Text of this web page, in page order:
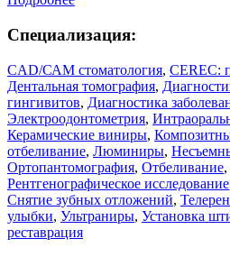
Специализация:
CAD/САМ стоматология, CEREC:
Дентальная томография,
гингивитов, Диагностика
Электроодонтометрия,
Керамические виниры,
отбеливание, Люминиры,
Ортопантомография, Отбеливание,
Рентгенографическое исследование
Снятие зубных отложений,
улыбки, Ультраниры, Установка
реставрация